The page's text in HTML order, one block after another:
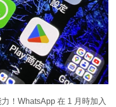
！WhatsApp 在 1 月時加入